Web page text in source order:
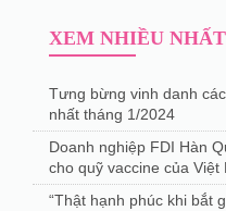
XEM NHIỀU NHẤT
Tưng bừng vinh danh
nhất tháng 1/2024
Doanh nghiệp FDI Hàn
cho quỹ vaccine của Việt
“Thật hạnh phúc khi bắt